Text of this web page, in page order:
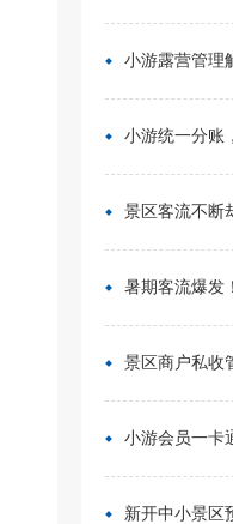
小游露营管理解决方案：无
小游统一分账，解决了景区在多
景区客流不断却不盈利？靠一卡通盘
暑期客流爆发！景区靠小游票务系
景区商户私收管控难？小游票务系统统一
小游会员一卡通解决方案
新开中小景区预算有限？分 3 阶段搭建售检票